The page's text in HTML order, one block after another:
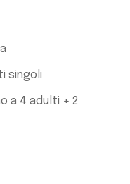
singoli
a 4 adulti + 2